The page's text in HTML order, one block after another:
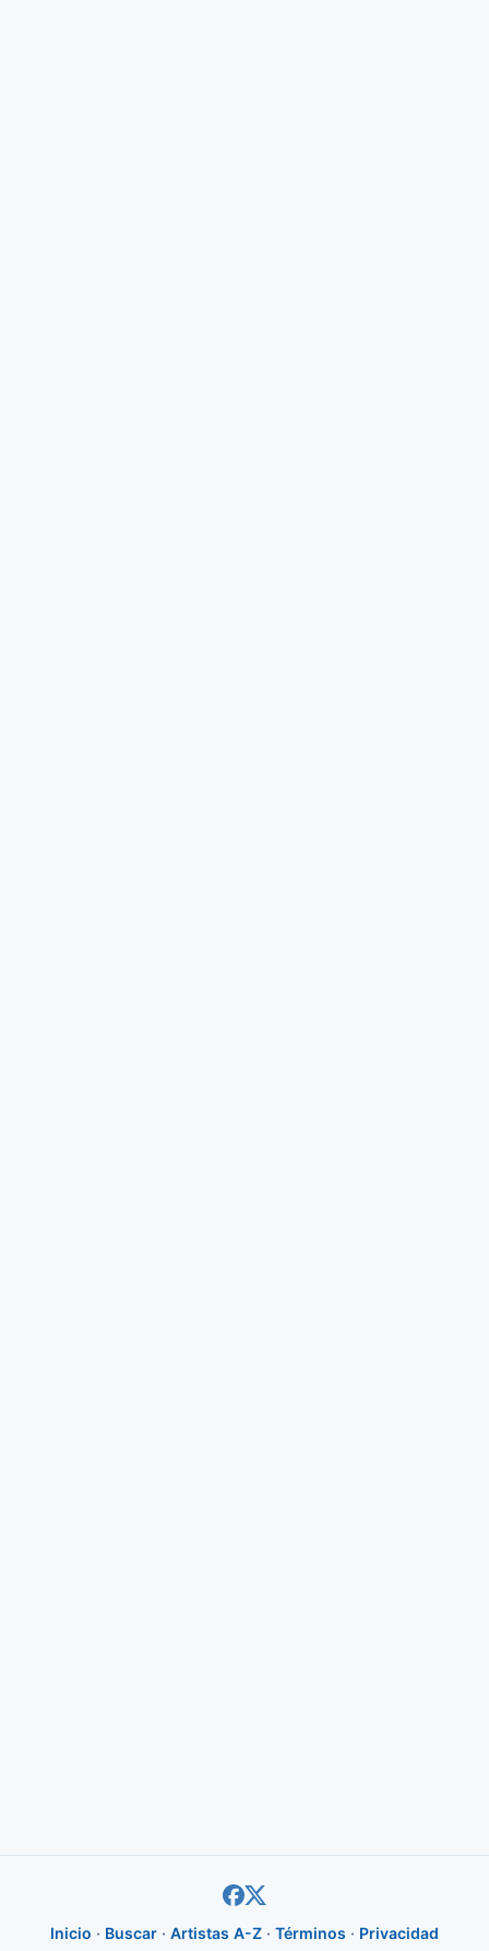
Inicio · Buscar · Artistas A-Z · Términos · Privacidad